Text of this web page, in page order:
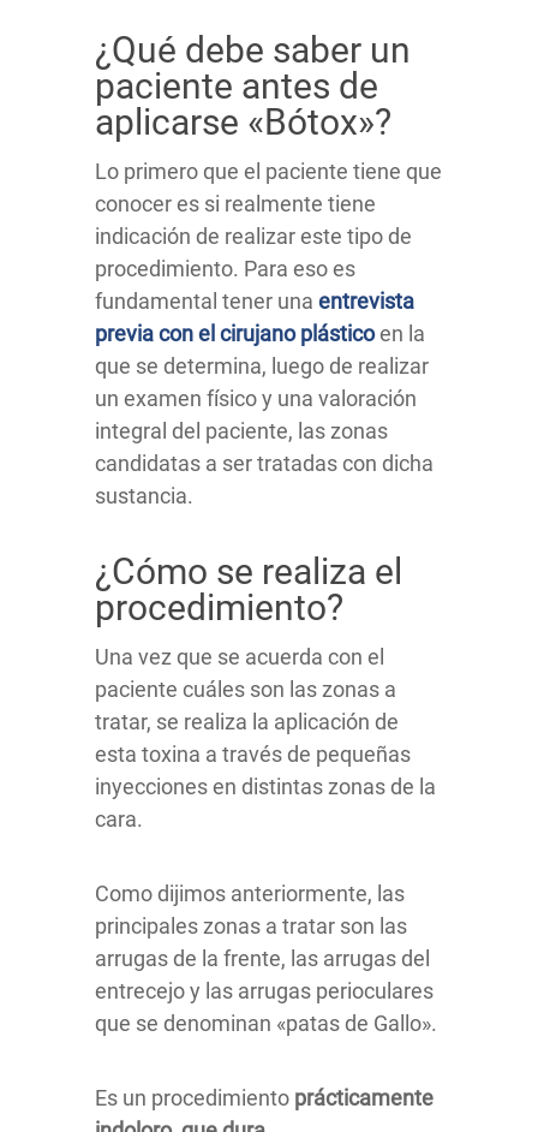
¿Qué debe saber un
paciente antes de
aplicarse «Bótox»?
Lo primero que el paciente tiene que
conocer es si realmente tiene
indicación de realizar este tipo de
procedimiento. Para eso es
fundamental tener una entrevista
previa con el cirujano plásticoen la
que se determina, luego de realizar
un examen físico y una valoración
integral del paciente, las zonas
candidatas a ser tratadas con dicha
sustancia.
¿Cómo se realiza el
procedimiento?
Una vez que se acuerda con el
paciente cuáles son las zonas a
tratar, se realiza la aplicación de
esta toxina a través de pequeñas
inyecciones en distintas zonas de la
cara.
Como dijimos anteriormente, las
principales zonas a tratar son las
arrugas de la frente, las arrugas del
entrecejo y las arrugas perioculares
que se denominan «patas de Gallo».
Es un procedimiento prácticamente